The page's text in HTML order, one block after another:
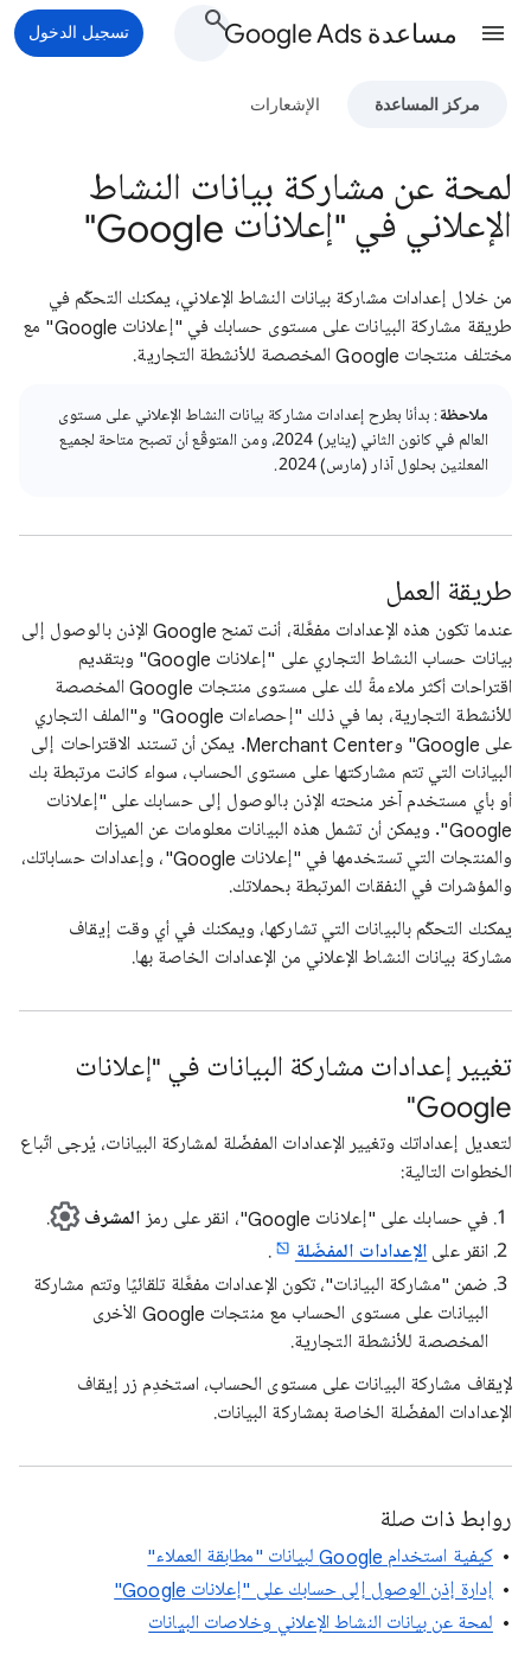
مساعدة Google Ads تسجيل الدخول
مركز المساعدة الإشعارات
لمحة عن مشاركة بيانات النشاط
الإعلاني في "إعلانات Google"
من خلال إعدادات مشاركة بيانات النشاط الإعلاني، يمكنك التحكّم في
طريقة مشاركة البيانات على مستوى حسابك في "إعلانات Google" مع
مختلف منتجات Google المخصصة للأنشطة التجارية.
ملاحظة: بدأنا بطرح إعدادات مشاركة بيانات النشاط الإعلاني على مستوى
العالم في كانون الثاني (يناير) 2024، ومن المتوقّع أن تصبح متاحة لجميع
المعلنين بحلول آذار (مارس) 2024.
طريقة العمل
عندما تكون هذه الإعدادات مفعَّلة، أنت تمنح Google الإذن بالوصول إلى
بيانات حساب النشاط التجاري على "إعلانات Google" وبتقديم
اقتراحات أكثر ملاءمةً لك على مستوى منتجات Google المخصصة
للأنشطة التجارية، بما في ذلك "إحصاءات Google" و"الملف التجاري
على Google" وMerchant Center. يمكن أن تستند الاقتراحات إلى
البيانات التي تتم مشاركتها على مستوى الحساب، سواء كانت مرتبطة بك
أو بأي مستخدم آخر منحته الإذن بالوصول إلى حسابك على "إعلانات
Google". ويمكن أن تشمل هذه البيانات معلومات عن الميزات
والمنتجات التي تستخدمها في "إعلانات Google"، وإعدادات حساباتك،
والمؤشرات في النفقات المرتبطة بحملاتك.
يمكنك التحكّم بالبيانات التي تشاركها، ويمكنك في أي وقت إيقاف
مشاركة بيانات النشاط الإعلاني من الإعدادات الخاصة بها.
تغيير إعدادات مشاركة البيانات في "إعلانات
Google"
لتعديل إعداداتك وتغيير الإعدادات المفضّلة لمشاركة البيانات، يُرجى اتّباع
الخطوات التالية:
في حسابك على "إعلانات Google"، انقر على رمز
المشرف
.
انقر على الإعدادات المفضّلة
.
ضمن "مشاركة البيانات"، تكون الإعدادات مفعَّلة تلقائيًا وتتم مشاركة
البيانات على مستوى الحساب مع منتجات Google الأخرى
المخصصة للأنشطة التجارية.
لإيقاف مشاركة البيانات على مستوى الحساب، استخدِم زر إيقاف
الإعدادات المفضّلة الخاصة بمشاركة البيانات.
روابط ذات صلة
كيفية استخدام Google لبيانات "مطابقة العملاء"
إدارة إذن الوصول إلى حسابك على "إعلانات Google"
لمحة عن بيانات النشاط الإعلاني وخلاصات البيانات